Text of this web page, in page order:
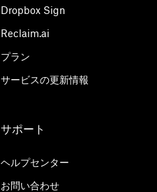
Dropbox Sign
Reclaim.ai
プラン
サービスの更新情報
サポート
ヘルプセンター
お問い合わせ